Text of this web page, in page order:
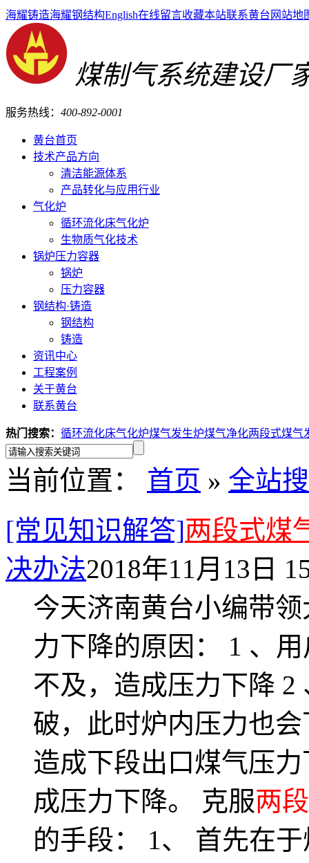
海耀铸造海耀钢结构English在线留言收藏本站联系黄台 网站地
煤制气系统建设厂
服务热线： 400-892-0001
黄台首页
技术产品方向
清洁能源体系
产品转化与应用行业
气化炉
循环流化床气化炉
生物质气化技术
锅炉压力容器
锅炉
压力容器
钢结构·铸造
钢结构
铸造
资讯中心
工程案例
关于黄台
联系黄台
热门搜索： 循环流化床气化炉煤气发生炉煤气净化两段式煤气
当前位置： 首页 » 全站
[常见知识解答]两段式煤
决办法2018年11月13日
今天济南黄台小编带
力下降的原因： 1 、
不及，造成压力下降
破，此时炉内压力也
造成下段出口煤气压
成压力下降。 克服两
的手段： 1、 首先在